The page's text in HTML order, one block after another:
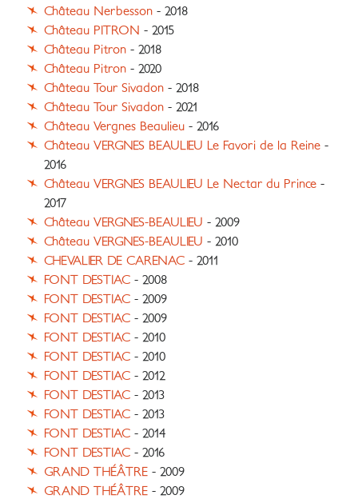
Château Nerbesson - 2018
Château PITRON - 2015
Château Pitron - 2018
Château Pitron - 2020
Château Tour Sivadon - 2018
Château Tour Sivadon - 2021
Château Vergnes Beaulieu - 2016
Château VERGNES BEAULIEU Le Favori de la Reine -
2016
Château VERGNES BEAULIEU Le Nectar du Prince -
2017
Château VERGNES-BEAULIEU - 2009
Château VERGNES-BEAULIEU - 2010
CHEVALIER DE CARENAC - 2011
FONT DESTIAC - 2008
FONT DESTIAC - 2009
FONT DESTIAC - 2009
FONT DESTIAC - 2010
FONT DESTIAC - 2010
FONT DESTIAC - 2012
FONT DESTIAC - 2013
FONT DESTIAC - 2013
FONT DESTIAC - 2014
FONT DESTIAC - 2016
GRAND THÉÂTRE - 2009
GRAND THÉÂTRE - 2009